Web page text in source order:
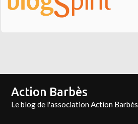
Action Barbès
Le blog de l'association Action Barbès